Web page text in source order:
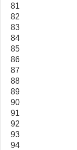
81
82
83
84
85
86
87
88
89
90
91
92
93
94